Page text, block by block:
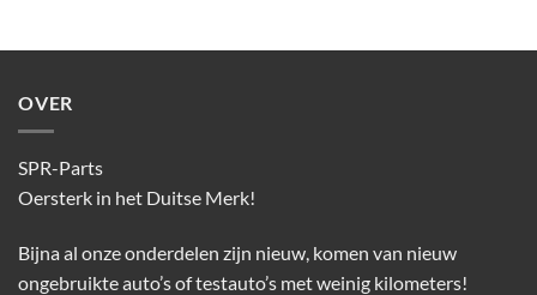
OVER
SPR-Parts
Oersterk in het Duitse Merk!
Bijna al onze onderdelen zijn nieuw, komen van nieuw
ongebruikte auto’s of testauto’s met weinig kilometers!